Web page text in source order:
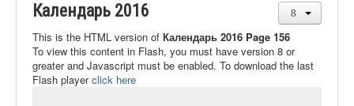
О фонде
Онлайн библиотека
Видеоматериалы
Календарь 2016
This is the HTML version of Календарь 2016 Page 156
To view this content in Flash, you must have version 8 or
greater and Javascript must be enabled. To download the last
Flash playerclick here